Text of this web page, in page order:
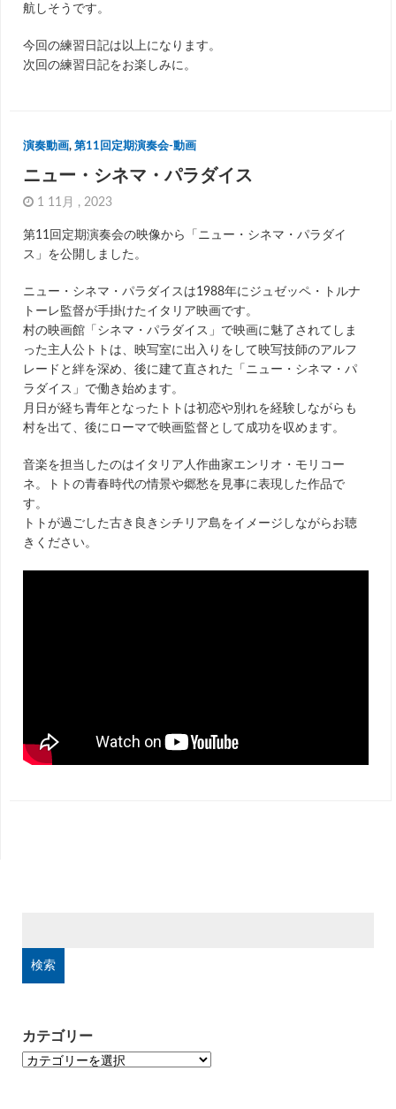
航しそうです。
今回の練習日記は以上になります。
次回の練習日記をお楽しみに。
演奏動画, 第11回定期演奏会-動画
ニュー・シネマ・パラダイス
1 11月 , 2023
第11回定期演奏会の映像から「ニュー・シネマ・パラダイ
ス」を公開しました。
ニュー・シネマ・パラダイスは1988年にジュゼッペ・トルナ
トーレ監督が手掛けたイタリア映画です。
村の映画館「シネマ・パラダイス」で映画に魅了されてしま
った主人公トトは、映写室に出入りをして映写技師のアルフ
レードと絆を深め、後に建て直された「ニュー・シネマ・パ
ラダイス」で働き始めます。
月日が経ち青年となったトトは初恋や別れを経験しながらも
村を出て、後にローマで映画監督として成功を収めます。
音楽を担当したのはイタリア人作曲家エンリオ・モリコー
ネ。トトの青春時代の情景や郷愁を見事に表現した作品で
す。
トトが過ごした古き良きシチリア島をイメージしながらお聴
きください。
カテゴリー
カ